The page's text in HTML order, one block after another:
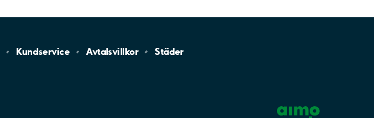
Kundservice Avtalsvillkor Städer